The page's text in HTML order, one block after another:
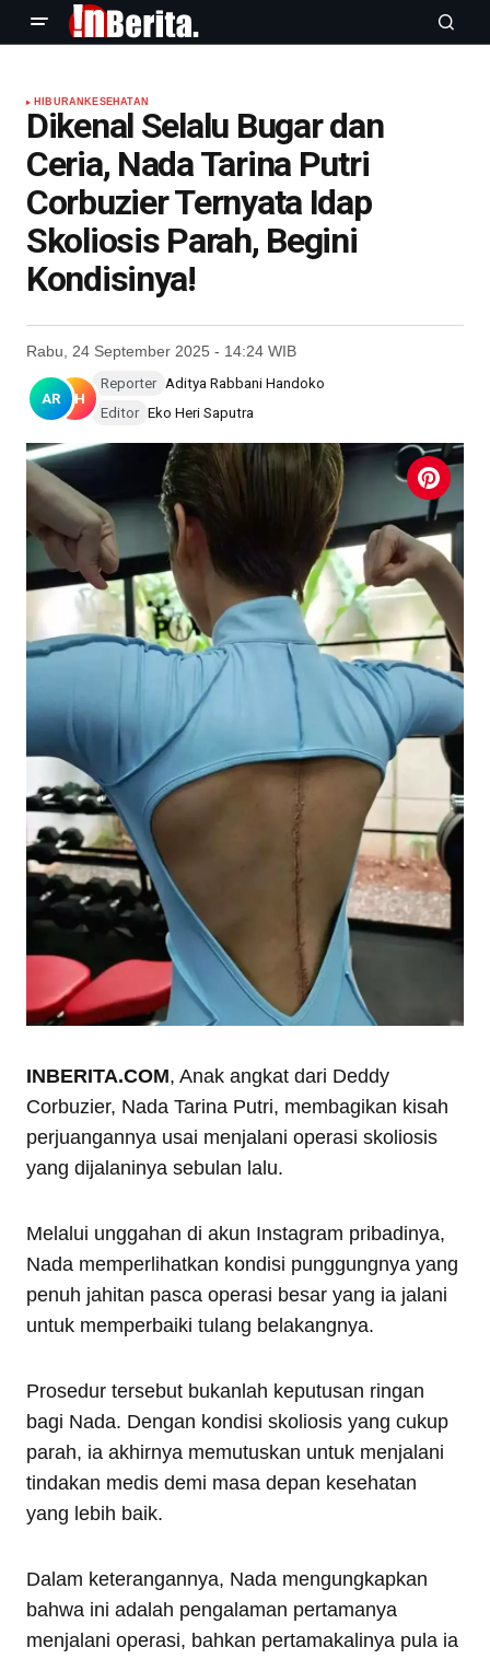
HIBURAN KESEHATAN
Dikenal Selalu Bugar dan
Ceria, Nada Tarina Putri
Corbuzier Ternyata Idap
Skoliosis Parah, Begini
Kondisinya!
Rabu, 24 September 2025 - 14:24 WIB
AR EH
Reporter Aditya Rabbani Handoko
Editor Eko Heri Saputra
INBERITA.COM, Anak angkat dari Deddy
Corbuzier, Nada Tarina Putri, membagikan kisah
perjuangannya usai menjalani operasi skoliosis
yang dijalaninya sebulan lalu.
Melalui unggahan di akun Instagram pribadinya,
Nada memperlihatkan kondisi punggungnya yang
penuh jahitan pasca operasi besar yang ia jalani
untuk memperbaiki tulang belakangnya.
Prosedur tersebut bukanlah keputusan ringan
bagi Nada. Dengan kondisi skoliosis yang cukup
parah, ia akhirnya memutuskan untuk menjalani
tindakan medis demi masa depan kesehatan
yang lebih baik.
Dalam keterangannya, Nada mengungkapkan
bahwa ini adalah pengalaman pertamanya
menjalani operasi, bahkan pertamakalinya pula ia